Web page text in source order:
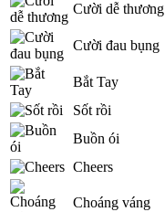
Cười dễ thương
Cười đau bụng
Bắt Tay
Sốt rồi
Buồn ói
Cheers
Choáng váng